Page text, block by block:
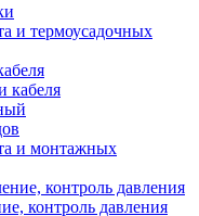
и термоусадочных
кабеля
и монтажных
контроль давления